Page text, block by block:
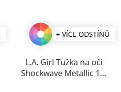
+ VÍCE ODSTÍNŮ
L.A. Girl Tužka na oči
Shockwave Metallic 1,2